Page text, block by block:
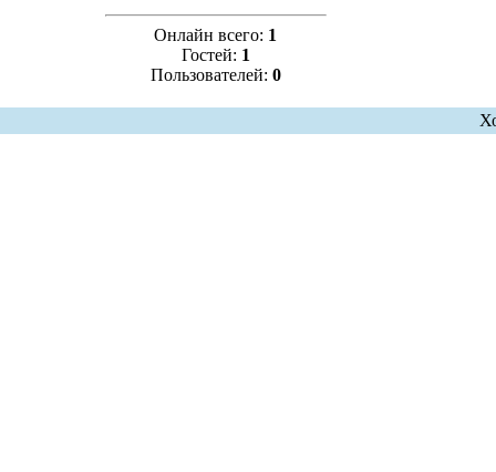
Онлайн всего: 1
Гостей: 1
Пользователей: 0